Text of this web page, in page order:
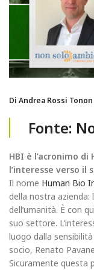
Di Andrea Rossi Tonon
Fonte:
HBI è l’acronimo
l’interesse verso il
Il nome Human Bio
della nostra azienda:
dell’umanità. È con
suo settore.
luogo dalla
socio, Renato
Sicuramente questa